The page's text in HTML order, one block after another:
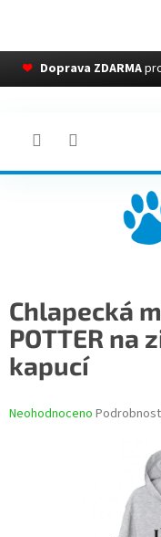
❤ Doprava ZDARMA
Chlapecká
POTTER na
kapucí
Průměrné
Neohodnoceno